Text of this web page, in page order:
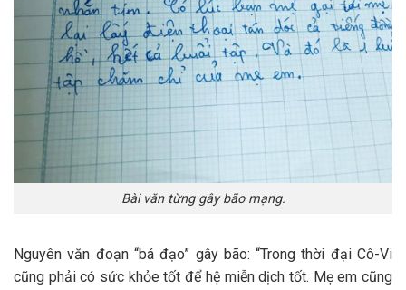
Bài văn từng gây bão mạng.
Nguyên văn đoạn “bá đạo” gây bão: “Trong thời đại Cô-Vi
cũng phải có sức khỏe tốt để hệ miễn dịch tốt. Mẹ em cũng